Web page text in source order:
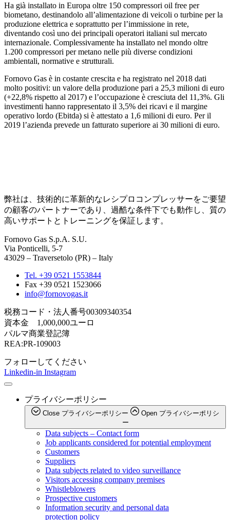
Ha già installato in Europa oltre 150 compressori oil free per
biometano, destinandolo all’alimentazione di veicoli o turbine per la
produzione elettrica e soprattutto per l’immissione in rete,
diventando così uno dei principali operatori italiani sul mercato
internazionale. Complessivamente ha installato nel mondo oltre
1.200 compressori per metano nelle più diverse condizioni
ambientali, normative e strutturali.
Fornovo Gas è in costante crescita e ha registrato nel 2018 dati
molto positivi: un valore della produzione pari a 25,3 milioni di euro
(+22,8% rispetto al 2017) e l’occupazione è cresciuta del 11,3%. Gli
investimenti hanno rappresentato il 3,5% dei ricavi e il margine
operativo lordo (Ebitda) si è attestato a 1,6 milioni di euro. Per il
2019 l’azienda prevede un fatturato superiore ai 30 milioni di euro.
弊社は、技術的に革新的なレシプロコンプレッサーをご要望
の顧客のパートナーであり、過酷な条件下でも動作し、質の
高いサポートとトレーニングを保証します。
Fornovo Gas S.p.A. S.U.
Via Ponticelli, 5-7
43029 – Traversetolo (PR) – Italy
Tel. +39 0521 1553844
Fax +39 0521 1523066
info@fornovogas.it
税務コード・法人番号00309340354
資本金 1,000,000ユーロ
パルマ商業登記簿
REA:PR-109003
フォローしてください
Linkedin-in Instagram
プライバシーポリシー
Close プライバシーポリシー
Open プライバシーポリシ
ー
Data subjects – Contact form
Job applicants considered for potential employment
Customers
Suppliers
Data subjects related to video surveillance
Visitors accessing company premises
Whistleblowers
Prospective customers
Information security and personal data
protection policy